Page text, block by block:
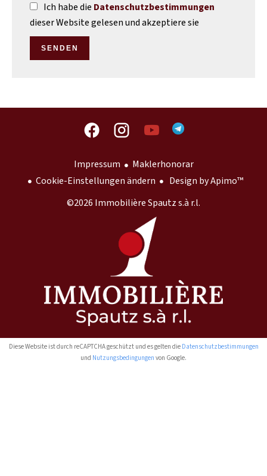
Ich habe die Datenschutzbestimmungen
dieser Website gelesen und akzeptiere sie
SENDEN
Impressum
Maklerhonorar
Cookie-Einstellungen ändern
Design byApimo™
©2026 Immobilière Spautz s.à r.l.
Diese Website ist durch reCAPTCHA geschützt und es gelten die Datenschutzbestimmungen
und Nutzungsbedingungen von Google.